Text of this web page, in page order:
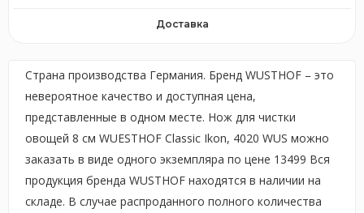
Доставка
Страна производства Германия. Бренд WUSTHOF – это
невероятное качество и доступная цена,
представленные в одном месте. Нож для чистки
овощей 8 см WUESTHOF Classic Ikon, 4020 WUS можно
заказать в виде одного экземпляра по цене 13499 Вся
продукция бренда WUSTHOF находятся в наличии на
складе. В случае распроданного полного количества